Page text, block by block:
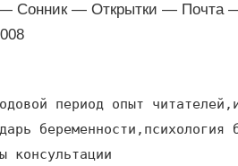
Сонник — Открытки — Почта
период опыт
беременности,психология
консультации